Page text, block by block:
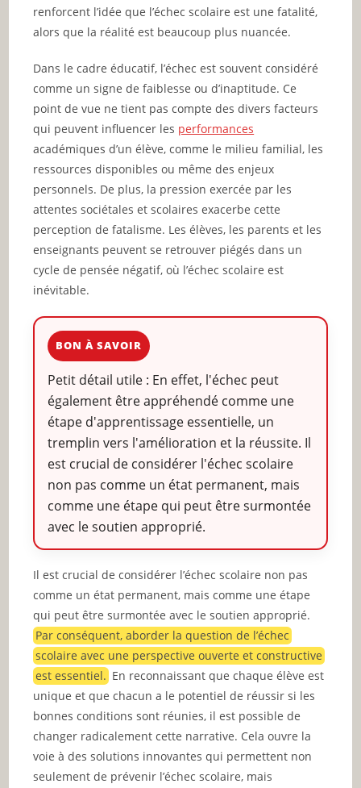
renforcent l’idée que l’échec scolaire est une fatalité,
alors que la réalité est beaucoup plus nuancée.
Dans le cadre éducatif, l’échec est souvent considéré
comme un signe de faiblesse ou d’inaptitude. Ce
point de vue ne tient pas compte des divers facteurs
qui peuvent influencer les performances
académiques d’un élève, comme le milieu familial, les
ressources disponibles ou même des enjeux
personnels. De plus, la pression exercée par les
attentes sociétales et scolaires exacerbe cette
perception de fatalisme. Les élèves, les parents et les
enseignants peuvent se retrouver piégés dans un
cycle de pensée négatif, où l’échec scolaire est
inévitable.
BON À SAVOIR
Petit détail utile : En effet, l'échec peut
également être appréhendé comme une
étape d'apprentissage essentielle, un
tremplin vers l'amélioration et la réussite. Il
est crucial de considérer l'échec scolaire
non pas comme un état permanent, mais
comme une étape qui peut être surmontée
avec le soutien approprié.
Il est crucial de considérer l’échec scolaire non pas
comme un état permanent, mais comme une étape
qui peut être surmontée avec le soutien approprié.
Par conséquent, aborder la question de l’échec
scolaire avec une perspective ouverte et constructive
est essentiel. En reconnaissant que chaque élève est
unique et que chacun a le potentiel de réussir si les
bonnes conditions sont réunies, il est possible de
changer radicalement cette narrative. Cela ouvre la
voie à des solutions innovantes qui permettent non
seulement de prévenir l’échec scolaire, mais